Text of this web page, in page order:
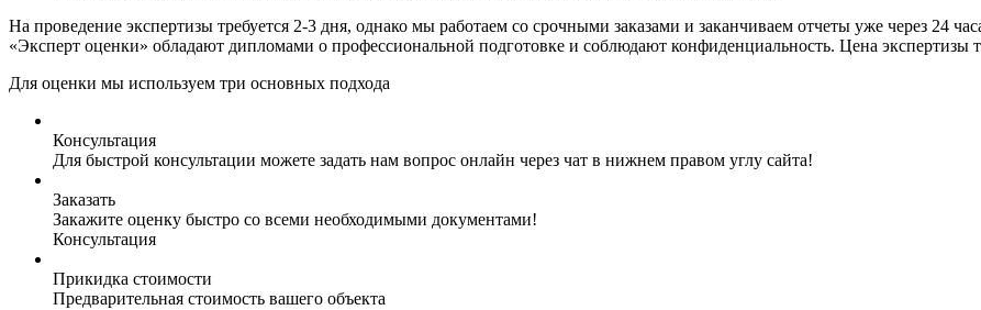
На проведение экспертизы требуется 2-3 дня, однако мы работаем со срочными заказами и заканчиваем отчеты уже через 24
«Эксперт оценки» обладают дипломами о профессиональной подготовке и соблюдают конфиденциальность. Цена экспертизы
Для оценки мы используем три основных подхода
Консультация
Для быстрой консультации можете задать нам вопрос онлайн через чат в нижнем правом углу сайта!
Заказать
Закажите оценку быстро со всеми необходимыми документами!
Консультация
Прикидка стоимости
Предварительная стоимость вашего объекта